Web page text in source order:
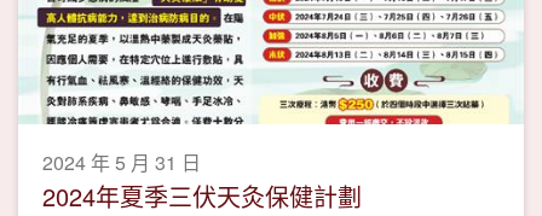
2024 年 5 月 31 日
2024年夏季三伏天灸保健計劃